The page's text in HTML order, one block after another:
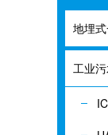
地埋
工业